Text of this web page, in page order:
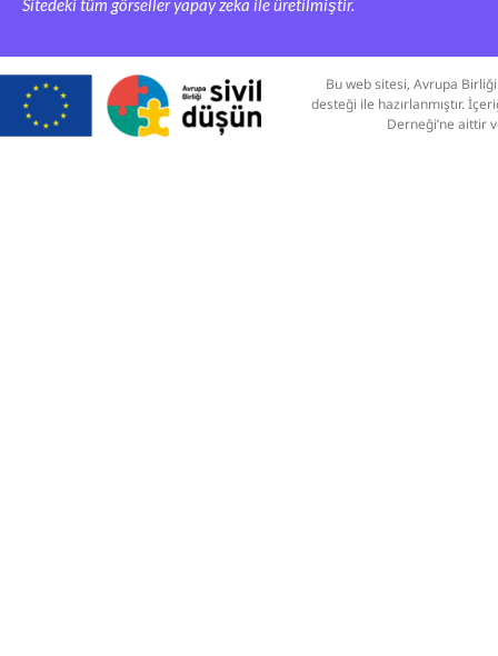
Sitedeki tüm görseller yapay zeka ile üretilmiştir.
Bu web sitesi, Avrupa
desteği ile hazırlanmıştır.
Derneği’ne aittir